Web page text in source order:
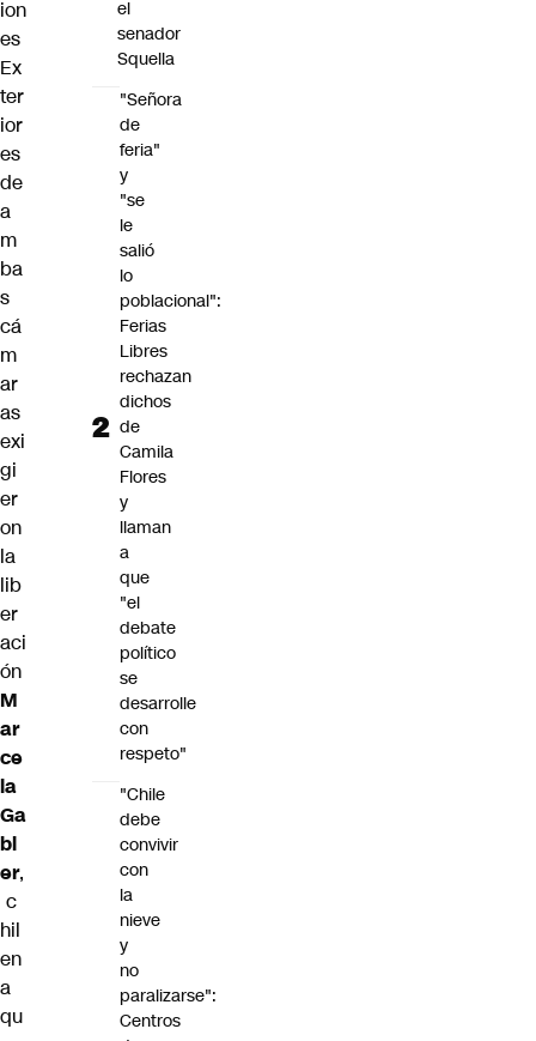
ion
es
Ex
ter
ior
es
de
a
m
ba
s
cá
m
ar
as
exi
gi
er
on
la
lib
er
aci
ón
M
ar
ce
la
Ga
bl
er,
c
hil
en
a
qu
el
senador
Squella
"Señora
de
feria"
y
"se
le
salió
lo
poblacional":
Ferias
Libres
rechazan
dichos
de
Camila
Flores
y
llaman
a
que
"el
debate
político
se
desarrolle
con
respeto"
"Chile
debe
convivir
con
la
nieve
y
no
paralizarse":
Centros